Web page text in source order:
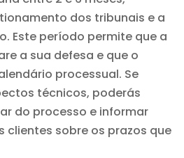
dos tribunais e a
Este período permite que a
a sua defesa e que o
processual. Se
técnicos, poderás
do processo e informar
clientes sobre os prazos que